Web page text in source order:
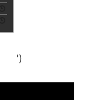
')